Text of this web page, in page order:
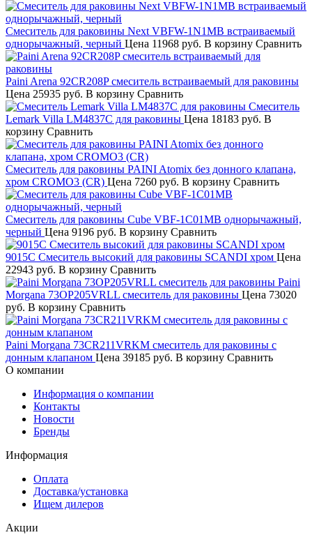
Смеситель для раковины Next VBFW-1N1MB встраиваемый
однорычажный, черный Цена 11968 руб. В корзину Сравнить
Paini Arena 92CR208P смеситель встраиваемый для раковины
Цена 25935 руб. В корзину Сравнить
Смеситель
Lemark Villa LM4837C для раковины Цена 18183 руб. В
корзину Сравнить
Смеситель для раковины PAINI Atomix без донного клапана,
хром CROMO3 (CR) Цена 7260 руб. В корзину Сравнить
Смеситель для раковины Cube VBF-1C01MB однорычажный,
черный Цена 9196 руб. В корзину Сравнить
9015C Смеситель высокий для раковины SCANDI хром Цена
22943 руб. В корзину Сравнить
Paini
Morgana 73OP205VRLL смеситель для раковины Цена 73020
руб. В корзину Сравнить
Paini Morgana 73CR211VRKM смеситель для раковины с
донным клапаном Цена 39185 руб. В корзину Сравнить
О компании
Информация о компании
Контакты
Новости
Бренды
Информация
Оплата
Доставка/установка
Ищем дилеров
Акции